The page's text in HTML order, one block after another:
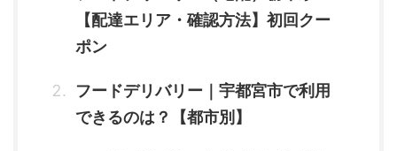
【配達エリア・確認方法】初回クー
ポン
フードデリバリー｜宇都宮市で利用
できるのは？【都市別】